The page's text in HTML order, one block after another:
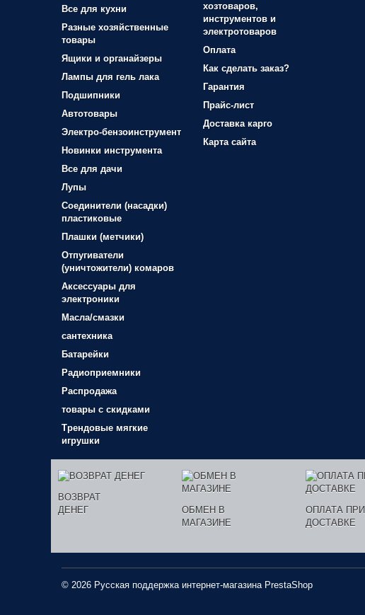
Все для кухни
Разные хозяйственные
товары
Ящики и органайзеры
Лампы для гель лака
Подшипники
Автотовары
Электро-бензоинструмент
Новинки инструмента
Все для дачи
Лупы
Соединители (насадки)
пластиковые
Плашки (метчики)
Отпугиватели
(уничтожители) комаров
Аксессуары для
электроники
Масла/смазки
сантехника
Батарейки
Радиоприемники
Распродажа
товары с скидками
Трендовые мягкие
игрушки
хозтоваров,
инструментов и
электротоваров
Оплата
Как сделать заказ?
Гарантия
Прайс-лист
Доставка карго
Карта сайта
© 2026 Русская поддержка интернет-магазина PrestaShop
ВОЗВРАТ
ДЕНЕГ
ОБМЕН В
МАГАЗИНЕ
ОПЛАТА ПРИ
ДОСТАВКЕ